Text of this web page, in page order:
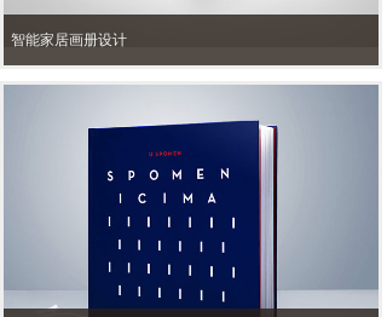
智能家居画册设计